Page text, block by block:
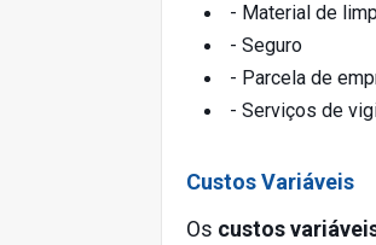
- Material de
- Seguro
- Parcela de
- Serviços de
Custos Variáveis
Os custos